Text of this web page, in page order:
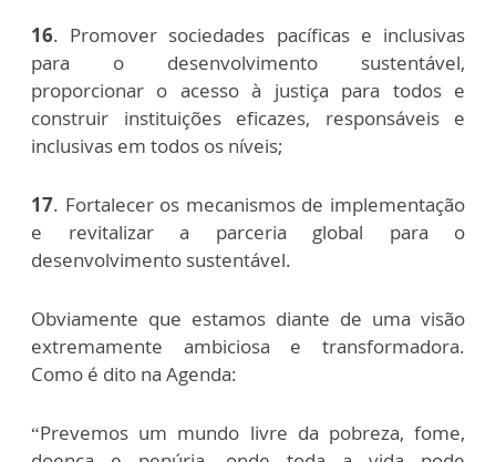
16. Promover sociedades pacíficas e inclusivas
para o desenvolvimento sustentável,
proporcionar o acesso à justiça para todos e
construir instituições eficazes, responsáveis e
inclusivas em todos os níveis;
17. Fortalecer os mecanismos de implementação
e revitalizar a parceria global para o
desenvolvimento sustentável.
Obviamente que estamos diante de uma visão
extremamente ambiciosa e transformadora.
Como é dito na Agenda:
“Prevemos um mundo livre da pobreza, fome,